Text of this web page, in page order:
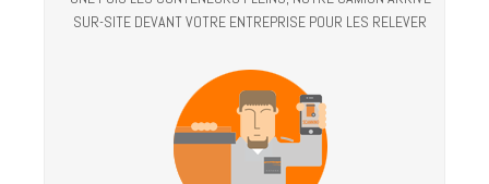
CONTACT
SUR-SITE DEVANT VOTRE ENTREPRISE POUR LES RELEVER